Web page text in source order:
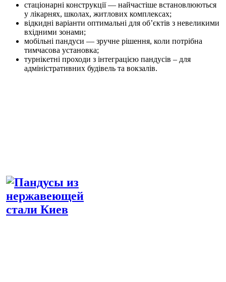
стаціонарні конструкції — найчастіше встановлюються
у лікарнях, школах, житлових комплексах;
відкидні варіанти оптимальні для об’єктів з невеликими
вхідними зонами;
мобільні пандуси — зручне рішення, коли потрібна
тимчасова установка;
турнікетні проходи з інтеграцією пандусів – для
адміністративних будівель та вокзалів.